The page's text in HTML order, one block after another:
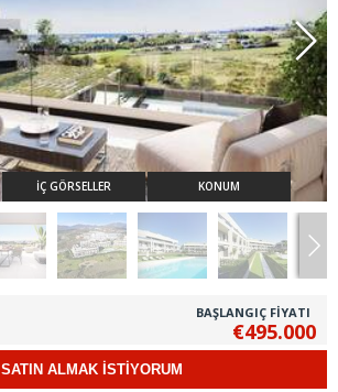
İÇ GÖRSELLER KONUM
BAŞLANGIÇ FİYATI
€495.000
SATIN ALMAK İSTİYORUM